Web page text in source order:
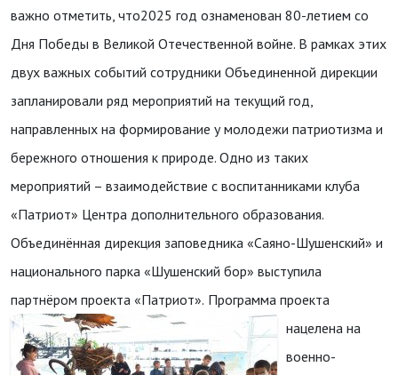
важно отметить, что2025 год ознаменован 80-летием со
Дня Победы в Великой Отечественной войне. В рамках этих
двух важных событий сотрудники Объединенной дирекции
запланировали ряд мероприятий на текущий год,
направленных на формирование у молодежи патриотизма и
бережного отношения к природе. Одно из таких
мероприятий – взаимодействие с воспитанниками клуба
«Патриот» Центра дополнительного образования.
Объединённая дирекция заповедника «Саяно-Шушенский» и
национального парка «Шушенский бор» выступила
партнёром проекта «Патриот». Программа проекта
нацелена на
военно-